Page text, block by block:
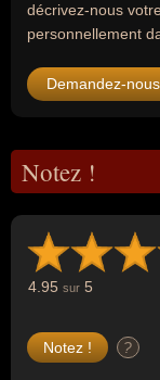
décrivez-nous
personnellement
Demandez-nous
Notez !
4.95 sur 5
?